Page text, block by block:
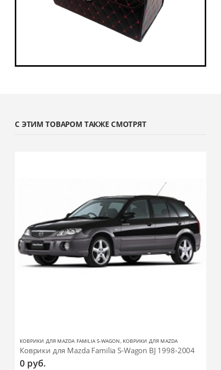
С ЭТИМ ТОВАРОМ ТАКЖЕ СМОТРЯТ
КОВРИКИ ДЛЯ MAZDA FAMILIA S-WAGON, КОВРИКИ ДЛЯ MAZDA
Коврики для Mazda Familia S-Wagon BJ 1998-2004
0 руб.